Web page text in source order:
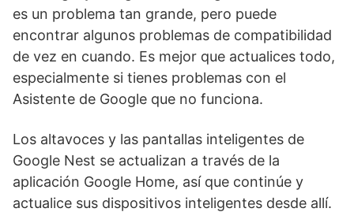
es un problema tan grande, pero puede
encontrar algunos problemas de compatibilidad
de vez en cuando. Es mejor que actualices todo,
especialmente si tienes problemas con el
Asistente de Google que no funciona.
Los altavoces y las pantallas inteligentes de
Google Nest se actualizan a través de la
aplicación Google Home, así que continúe y
actualice sus dispositivos inteligentes desde allí.